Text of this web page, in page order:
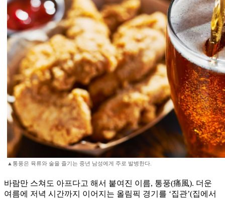
▲통풍은 육류와 술을 즐기는 중년 남성에게 주로 발병한다.
바람만 스쳐도 아프다고 해서 붙여진 이름, 통풍(痛風). 더운
여름에 저녁 시간까지 이어지는 올림픽 경기를 ‘집관’(집에서